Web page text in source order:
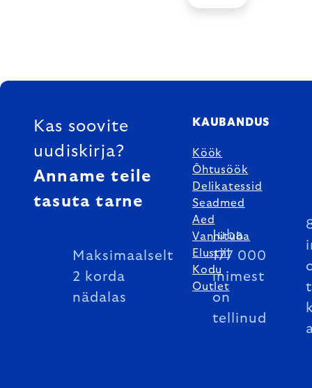
FOOTER
Kas soovite
uudiskirja?
Anname teile
tasuta tarne
Maksimaalselt
2 korda
nädalas
Juba
177 000
inimest
on
tellinud
KAUBANDUS
Köök
Õhtusöök
Delikatessid
Seadmed
Aed
Vannituba
Elustiil
Kodu
Outlet